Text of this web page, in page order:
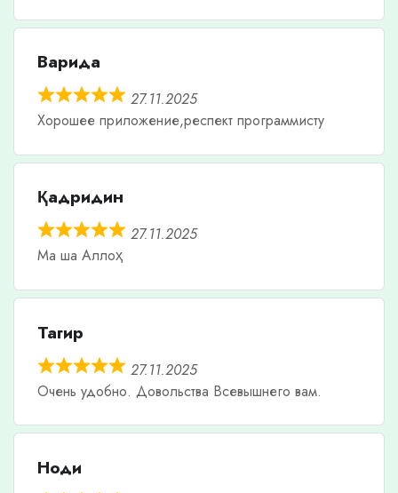
Варида
27.11.2025
Хорошее приложение,респект программисту
Қадридин
27.11.2025
Ма ша Аллоҳ
Тагир
27.11.2025
Очень удобно. Довольства Всевышнего вам.
Ноди